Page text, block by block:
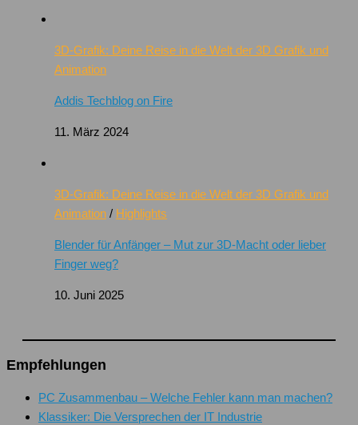
3D-Grafik: Deine Reise in die Welt der 3D Grafik und
Animation
Addis Techblog on Fire
11. März 2024
3D-Grafik: Deine Reise in die Welt der 3D Grafik und
Animation / Highlights
Blender für Anfänger – Mut zur 3D-Macht oder lieber
Finger weg?
10. Juni 2025
Empfehlungen
PC Zusammenbau – Welche Fehler kann man machen?
Klassiker: Die Versprechen der IT Industrie